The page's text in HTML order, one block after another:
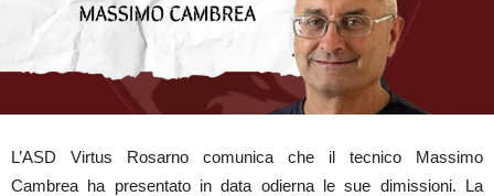
L’ASD Virtus Rosarno comunica che il tecnico Massimo
Cambrea ha presentato in data odierna le sue dimissioni. La